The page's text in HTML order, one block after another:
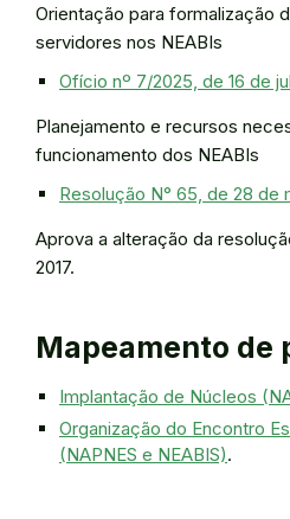
Orientação para formalização
servidores nos NEABIs
Ofício nº 7/2025, de 16 de
Planejamento e recursos
funcionamento dos NEABIs
Resolução N° 65, de 28 de
Aprova a alteração da
2017.
Mapeamento de
Implantação de Núcleos
Organização do Encontro
(NAPNES e NEABIS).